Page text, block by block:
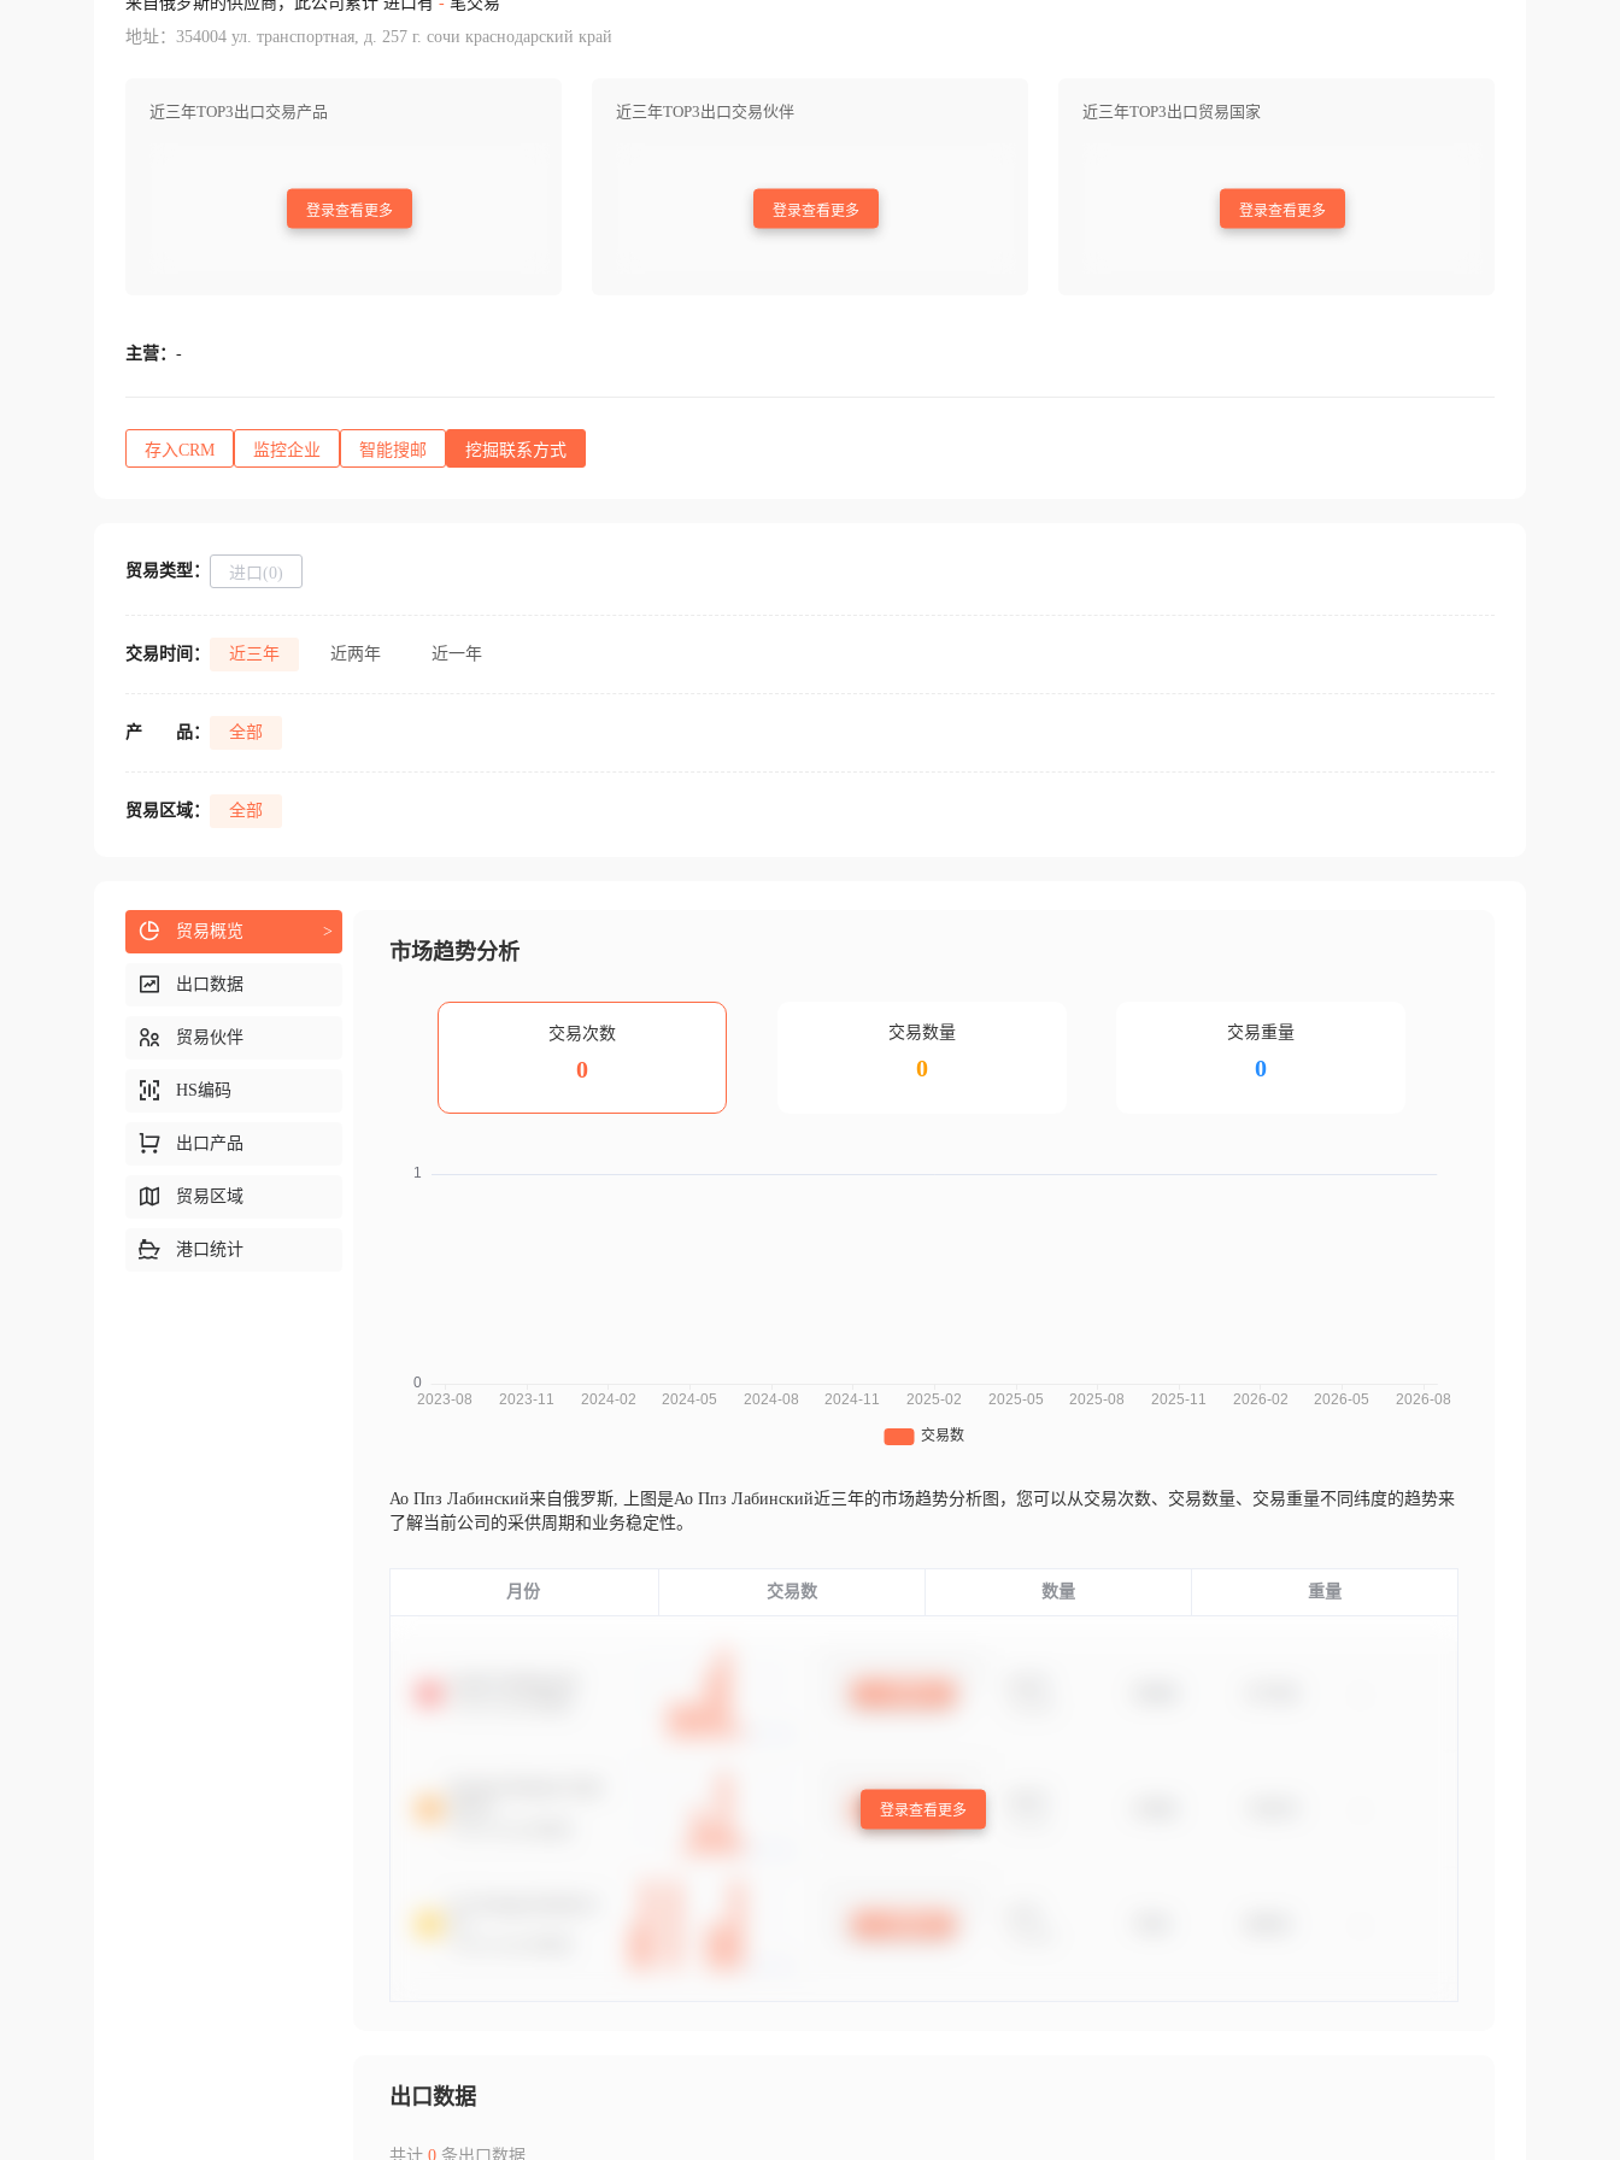
地址：354004 ул. транспортная, д. 257 г. сочи краснодарский край
近三年TOP3出口交易产品
登录查看更多
近三年TOP3出口交易伙伴
登录查看更多
近三年TOP3出口贸易国家
登录查看更多
主营： -
存入CRM 监控企业 智能搜邮 挖掘联系方式
贸易类型： 进口(0)
交易时间： 近三年 近两年 近一年
产 品： 全部
贸易区域： 全部
市场趋势分析
交易次数
0
交易数量
0
交易重量
0
Ао Ппз Лабинский来自俄罗斯,
上图是Ао Ппз Лабинский近三年的市场趋势分析图，您可以从交易次数、交易数量、交易重量不同纬度的趋势来
了解当前公司的采供周期和业务稳定性。
月份 交易数 数量 重量
登录查看更多
出口数据
共计 0条出口数据
贸易概览 >
出口数据
贸易伙伴
HS编码
出口产品
贸易区域
港口统计